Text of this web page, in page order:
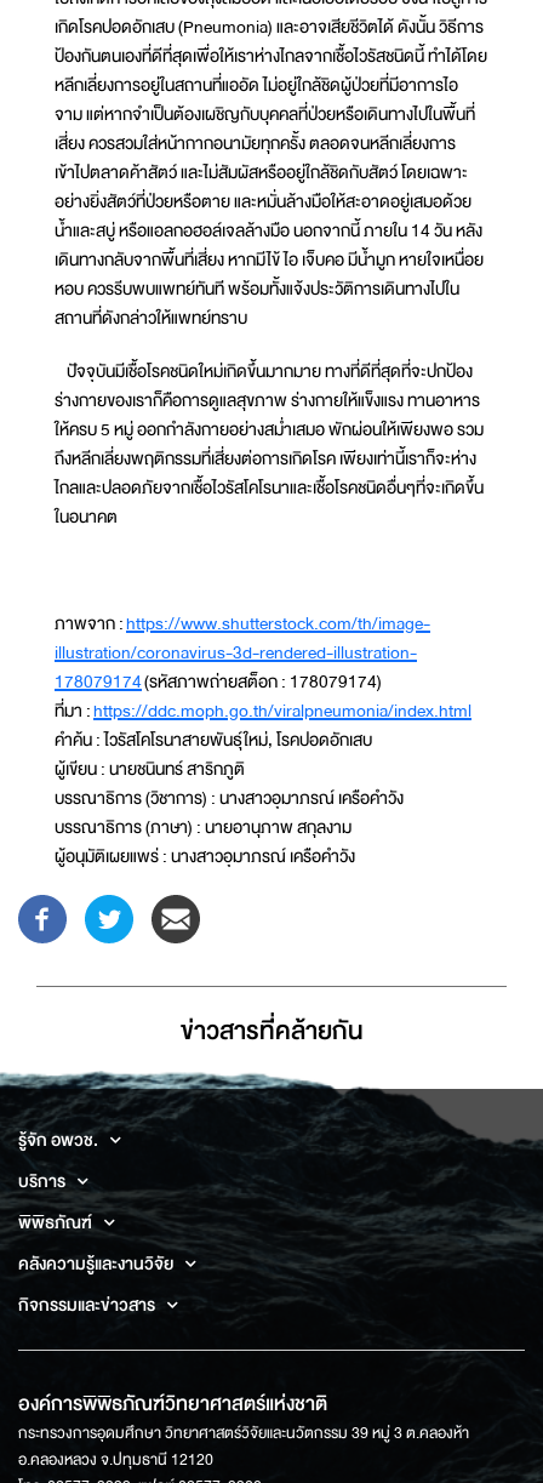
เกิดโรคปอดอักเสบ (Pneumonia) และอาจเสียชีวิตได้ ดังนั้น วิธีการ
ป้องกันตนเองที่ดีที่สุดเพื่อให้เราห่างไกลจากเชื้อไวรัสชนิดนี้ ทำได้โดย
หลีกเลี่ยงการอยู่ในสถานที่แออัด ไม่อยู่ใกล้ชิดผู้ป่วยที่มีอาการไอ
จาม แต่หากจำเป็นต้องเผชิญกับบุคคลที่ป่วยหรือเดินทางไปในพื้นที่
เสี่ยง ควรสวมใส่หน้ากากอนามัยทุกครั้ง ตลอดจนหลีกเลี่ยงการ
เข้าไปตลาดค้าสัตว์ และไม่สัมผัสหรืออยู่ใกล้ชิดกับสัตว์ โดยเฉพาะ
อย่างยิ่งสัตว์ที่ป่วยหรือตาย และหมั่นล้างมือให้สะอาดอยู่เสมอด้วย
น้ำและสบู่ หรือแอลกอฮอล์เจลล้างมือ นอกจากนี้ ภายใน 14 วัน หลัง
เดินทางกลับจากพื้นที่เสี่ยง หากมีไข้ ไอ เจ็บคอ มีน้ำมูก หายใจเหนื่อย
หอบ ควรรีบพบแพทย์ทันที พร้อมทั้งแจ้งประวัติการเดินทางไปใน
สถานที่ดังกล่าวให้แพทย์ทราบ
ปัจจุบันมีเชื้อโรคชนิดใหม่เกิดขึ้นมากมาย ทางที่ดีที่สุดที่จะปกป้อง
ร่างกายของเราก็คือการดูแลสุขภาพ ร่างกายให้แข็งแรง ทานอาหาร
ให้ครบ 5 หมู่ ออกกำลังกายอย่างสม่ำเสมอ พักผ่อนให้เพียงพอ รวม
ถึงหลีกเลี่ยงพฤติกรรมที่เสี่ยงต่อการเกิดโรค เพียงเท่านี้เราก็จะห่าง
ไกลและปลอดภัยจากเชื้อไวรัสโคโรนาและเชื้อโรคชนิดอื่นๆที่จะเกิดขึ้น
ในอนาคต
ภาพจาก :https://www.shutterstock.com/th/image-
illustration/coronavirus-3d-rendered-illustration-
178079174(รหัสภาพถ่ายสต็อก : 178079174)
ที่มา :https://ddc.moph.go.th/viralpneumonia/index.html
คำค้น : ไวรัสโคโรนาสายพันธุ์ใหม่, โรคปอดอักเสบ
ผู้เขียน : นายชนินทร์ สาริกภูติ
บรรณาธิการ (วิชาการ) : นางสาวอุมาภรณ์ เครือคำวัง
บรรณาธิการ (ภาษา) : นายอานุภาพ สกุลงาม
ผู้อนุมัติเผยแพร่ : นางสาวอุมาภรณ์ เครือคำวัง
ข่าวสารที่่คล้ายกัน
รู้จัก อพวช.
บริการ
พิพิธภัณฑ์
คลังความรู้และงานวิจัย
กิจกรรมและข่าวสาร
องค์การพิพิธภัณฑ์วิทยาศาสตร์แห่งชาติ
กระทรวงการอุดมศึกษา วิทยาศาสตร์วิจัยและนวัตกรรม 39 หมู่ 3 ต.คลองห้า
อ.คลองหลวง จ.ปทุมธานี 12120